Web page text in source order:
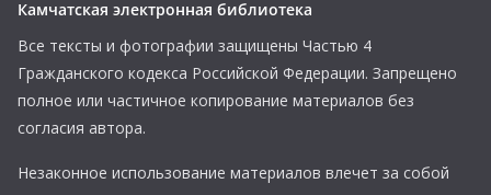
Камчатская электронная библиотека
Все тексты и фотографии защищены Частью 4
Гражданского кодекса Российской Федерации. Запрещено
полное или частичное копирование материалов без
согласия автора.
Незаконное использование материалов влечет за собой